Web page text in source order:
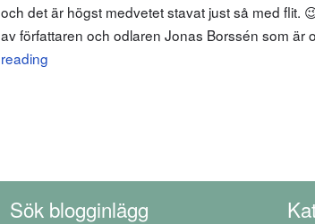
och det är högst medvetet stavat just så med flit.
av författaren och odlaren Jonas Borssén som
reading
Sök blogginlägg